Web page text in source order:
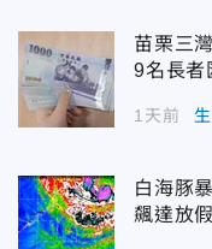
苗栗三
9名長者
1天前
白海豚
飆達放